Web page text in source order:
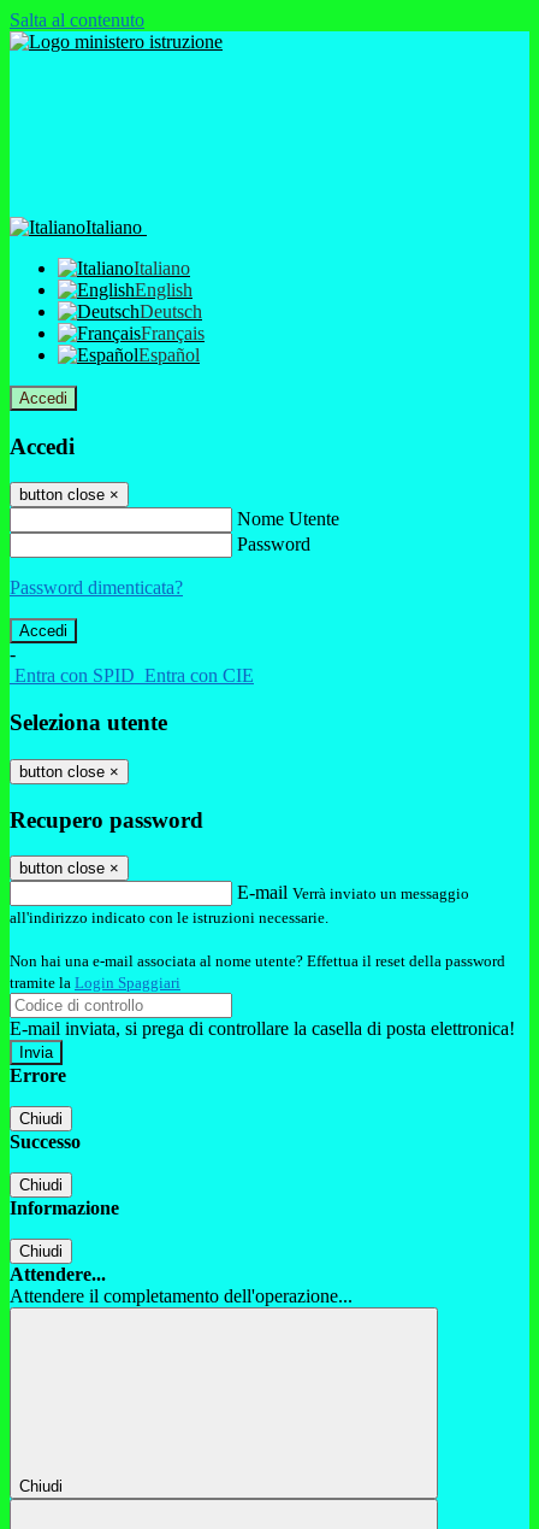
Salta al contenuto
Italiano
Italiano
English
Deutsch
Français
Español
Accedi
Accedi
button close ×
Nome Utente
Password
Password dimenticata?
-
Entra con SPID Entra con CIE
Seleziona utente
button close ×
Recupero password
button close ×
E-mail Verrà inviato un messaggio
all'indirizzo indicato con le istruzioni necessarie.
Non hai una e-mail associata al nome utente? Effettua il reset della password
tramite la Login Spaggiari
E-mail inviata, si prega di controllare la casella di posta elettronica!
Errore
Chiudi
Successo
Chiudi
Informazione
Chiudi
Attendere...
Attendere il completamento dell'operazione...
Chiudi